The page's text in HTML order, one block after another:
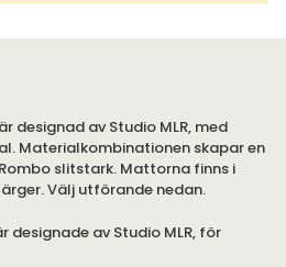
designad av Studio MLR, med
Materialkombinationen skapar en
slitstark. Mattorna finns i
Välj utförande nedan.
designade av Studio MLR, för